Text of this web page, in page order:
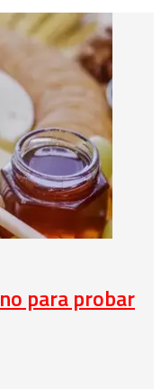
para probar